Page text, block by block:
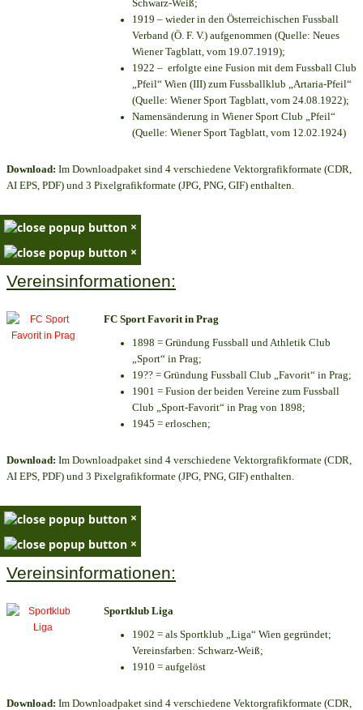
Schwarz-Weiß;
1919 – wieder in den Österreichischen Fussball
Verband (Ö. F. V.) aufgenommen (Quelle: Neues
Wiener Tagblatt, vom 19.07.1919);
1922 – erfolgte eine Fusion mit dem Fussball Club
„Pfeil“ Wien (III) zum Fussballklub „Artaria-Pfeil“
(Quelle: Wiener Sport Tagblatt, vom 24.08.1922);
Namensänderung in Wiener Sport Club „Pfeil“
(Quelle: Wiener Sport Tagblatt, vom 12.02.1924)
Download: Im Downloadpaket sind 4 verschiedene Vektorgrafikformate (CDR,
AI EPS, PDF) und 3 Pixelgrafikformate (JPG, PNG, GIF) enthalten.
×
×
Vereinsinformationen:
FC Sport Favorit in Prag
1898 = Gründung Fussball und Athletik Club
„Sport“ in Prag;
19?? = Gründung Fussball Club „Favorit“ in Prag;
1901 = Fusion der beiden Vereine zum Fussball
Club „Sport-Favorit“ in Prag von 1898;
1945 = erloschen;
Download: Im Downloadpaket sind 4 verschiedene Vektorgrafikformate (CDR,
AI EPS, PDF) und 3 Pixelgrafikformate (JPG, PNG, GIF) enthalten.
×
×
Vereinsinformationen:
Sportklub Liga
1902 = als Sportklub „Liga“ Wien gegründet;
Vereinsfarben: Schwarz-Weiß;
1910 = aufgelöst
Download: Im Downloadpaket sind 4 verschiedene Vektorgrafikformate (CDR,